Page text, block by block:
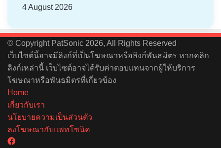
4 August 2026
© Copyright PatSonic 2026, All Rights Reserved
เว็บไซต์นี้อาจมีลิงก์ที่เป็นโฆษณาหรือลิงก์พันธมิตร หากคลิก
ลิงก์เหล่านี้ เว็บไซต์อาจได้รับค่าตอบแทนจากผู้ให้บริการ
โฆษณาหรือพันธมิตรที่เกี่ยวข้อง
Home
เกี่ยวกับเรา
นโยบายความเป็นส่วนตัว
ลงโฆษณากับแพทโซนิค